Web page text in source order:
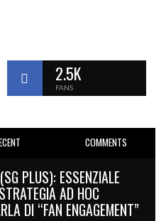
2.5K
FANS
COMMENTS
PLUS): ESSENZIALE
AD HOC
DI “FAN ENGAGEMENT”